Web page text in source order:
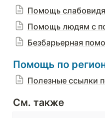
Помощь
Помощь по
Полезные ссылки
См. также